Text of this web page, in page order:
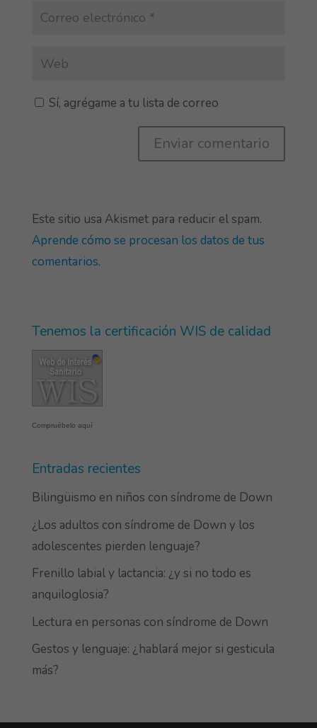
Sí, agrégame a tu lista de correo
Este sitio usa Akismet para reducir el spam.
Aprende cómo se procesan los datos de tus
comentarios.
Tenemos la certificación WIS de calidad
Compruébelo aquí
Entradas recientes
Bilingüismo en niños con síndrome de Down
¿Los adultos con síndrome de Down y los
adolescentes pierden lenguaje?
Frenillo labial y lactancia: ¿y si no todo es
anquiloglosia?
Lectura en personas con síndrome de Down
Gestos y lenguaje: ¿hablará mejor si gesticula
más?